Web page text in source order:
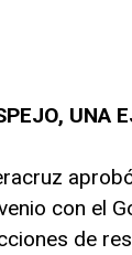
UNA
con el
de